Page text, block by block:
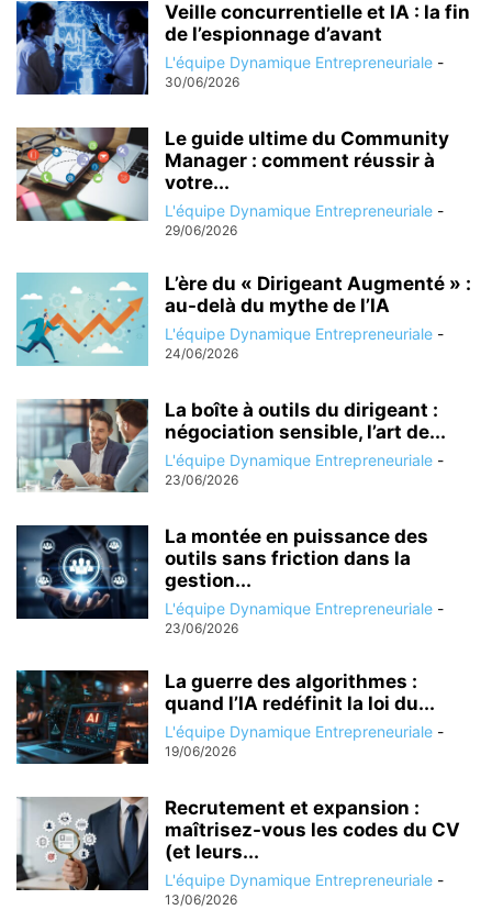
Veille concurrentielle et IA : la fin
de l’espionnage d’avant
L'équipe Dynamique Entrepreneuriale -
30/06/2026
Le guide ultime du Community
Manager : comment réussir à
votre...
L'équipe Dynamique Entrepreneuriale -
29/06/2026
L’ère du « Dirigeant Augmenté » :
au-delà du mythe de l’IA
L'équipe Dynamique Entrepreneuriale -
24/06/2026
La boîte à outils du dirigeant :
négociation sensible, l’art de...
L'équipe Dynamique Entrepreneuriale -
23/06/2026
La montée en puissance des
outils sans friction dans la
gestion...
L'équipe Dynamique Entrepreneuriale -
23/06/2026
La guerre des algorithmes :
quand l’IA redéfinit la loi du...
L'équipe Dynamique Entrepreneuriale -
19/06/2026
Recrutement et expansion :
maîtrisez-vous les codes du CV
(et leurs...
L'équipe Dynamique Entrepreneuriale -
13/06/2026